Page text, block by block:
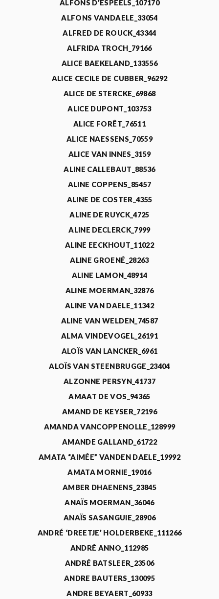
ALFONS D’ESPEELS_107170
ALFONS VANDAELE_33054
ALFRED DE ROUCK_43344
ALFRIDA TROCH_79166
ALICE BAEKELAND_133556
ALICE CECILE DE CUBBER_96292
ALICE DE STERCKE_69868
ALICE DUPONT_103753
ALICE FORÊT_76511
ALICE NAESSENS_70559
ALICE VAN INNES_3159
ALINE CALLEBAUT_88536
ALINE COPPENS_85457
ALINE DE COSTER_4355
ALINE DE RUYCK_4725
ALINE DECLERCK_7999
ALINE EECKHOUT_11022
ALINE GROENÉ_28263
ALINE LAMON_48914
ALINE MOERMAN_32876
ALINE VAN DAELE_11342
ALINE VAN WELDEN_74587
ALMA VINDEVOGEL_26191
ALOÏS VAN LANCKER_6961
ALOÏS VAN STEENBRUGGE_23404
ALZONNE PERSYN_41737
AMAAT DE VOS_94365
AMAND DE KEYSER_72196
AMANDA VANCOPPENOLLE_128999
AMANDE GALLAND_61722
AMATA “AIMÉE” VANDEN DAELE_19992
AMATA MORNIE_19016
AMBER DHAENENS_23845
ANAÏS MOERMAN_36046
ANAÏS SASANGUIE_28906
ANDRÉ ‘DREETJE’ HOLDERBEKE_111266
ANDRÉ ANNO_112985
ANDRÉ BATSLEER_23506
ANDRE BAUTERS_130095
ANDRE BEYAERT_60933